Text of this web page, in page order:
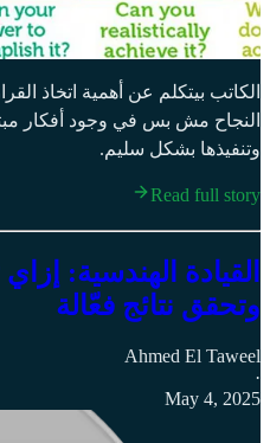
الكاتب بيتكلم عن أهمية اتخاذ
النجاح مش بس في وجود أفكار
وتنفيذها بشكل سليم.
Read full story
القيادة الهندسية:
وتحقق نتائج فعّالة
Ahmed El Taweel
·
May 4, 2025